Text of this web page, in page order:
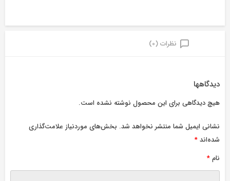
نظرات (0)
دیدگاهها
هیچ دیدگاهی برای این محصول نوشته نشده است.
نشانی ایمیل شما منتشر نخواهد شد. بخش‌های موردنیاز علامت‌گذاری
شده‌اند*
نام*